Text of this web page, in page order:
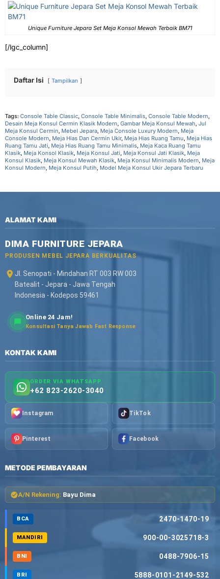
Unique Furniture Jepara Set Meja Konsol Mewah Terbaik BM71
[/lgc_column]
Daftar Isi Tampilkan
Tags: Console Table Classic, Console Table Minimalis, Console Table Modern,
Desain Meja Konsul Cermin Klasik Modern, Gambar Meja Konsul Mewah, Jul
Meja Konsul Cermin, Mebel Jepara, Meja Console Luxury Modern, Meja
Console Modern, Meja Hias Dan Cermin Ukir, Meja Hias Ruang Tamu, Meja Hias
Ruang Tamu Jati, Meja Hias Ruang Tamu Minimalis, Meja Kaca Ruang Tamu
Klasik, Meja Konsol Klasik, Meja Konsul Jati, Meja Konsul Jati Klasik, Meja
Konsul Klasik, Meja Konsul Mewah Klasik, Meja Konsul Minimalis Modern, Meja
Konsul Modern, Meja Konsul Putih, Model Meja Konsul Ukir Jepara Terbaru
ALAMAT KAMI
DIMA FURNITURE JEPARA
PRODUSEN MEBEL JEPARA BERKUALITAS
Jl. Senopati - Mindahan RT 003 RW 003
Batealit - Jepara - Jawa Tengah
Indonesia - Kodepos 59461
Online 24 Jam!
Konsultasi Tanya Jawab Fast Response
KONTAK KAMI
ORDER VIA WHATSAPP
+62 823-2620-3040
Instagram TikTok
Pinterest Facebook
METODE PEMBAYARAN
A/N Rekening: Bayu Dima
BCA 2470-1470-19
MANDIRI 900-00-3025718-3
BNI 0488-7906-15
BRI 5888-0101-2149-532